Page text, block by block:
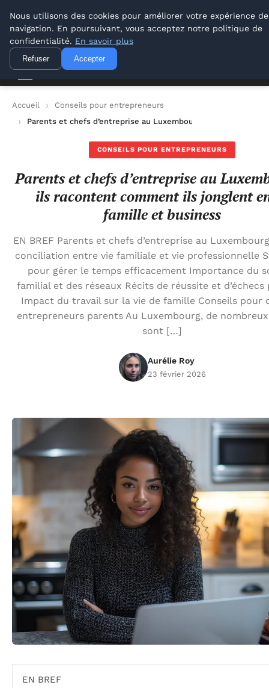
Lyon Photos
Lyon Photos
Accueil
Conseils pour entrepreneurs
Parents et chefs d’entreprise au Luxembourg : ils racontent
CONSEILS POUR ENTREPRENEURS
Parents et chefs d’entreprise au
ils racontent comment ils jonglent
famille et business
EN BREF Parents et chefs d’entreprise au
conciliation entre vie familiale et vie professionnelle
pour gérer le temps efficacement Importance du
familial et des réseaux Récits de réussite et d’échecs
Impact du travail sur la vie de famille Conseils pour
entrepreneurs parents Au Luxembourg, de
sont […]
Aurélie Roy
23 février 2026
EN BREF
Nous utilisons des cookies pour améliorer votre expérience de
navigation. En poursuivant, vous acceptez notre politique de
confidentialité. En savoir plus
Refuser Accepter